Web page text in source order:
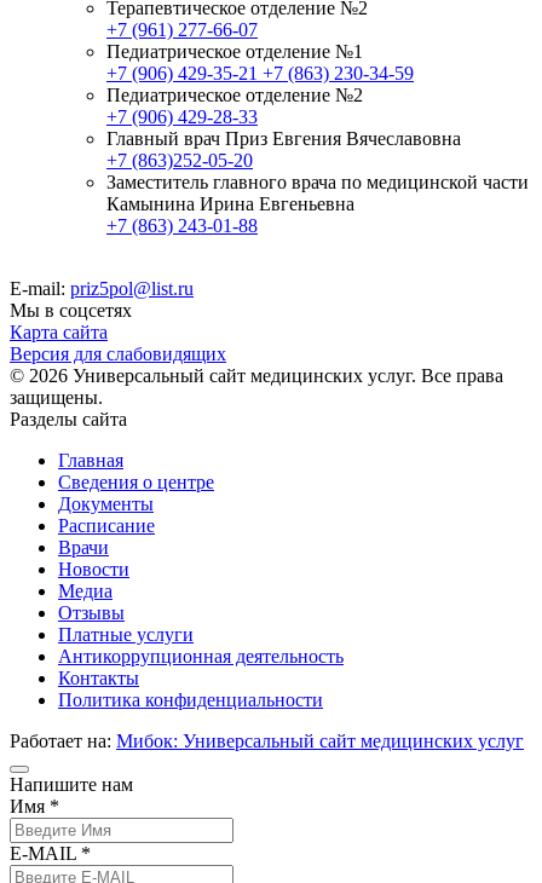
Терапевтическое отделение №2
+7 (961) 277-66-07
Педиатрическое отделение №1
+7 (906) 429-35-21 +7 (863) 230-34-59
Педиатрическое отделение №2
+7 (906) 429-28-33
Главный врач Приз Евгения Вячеславовна
+7 (863)252-05-20
Заместитель главного врача по медицинской части
Камынина Ирина Евгеньевна
+7 (863) 243-01-88
E-mail: priz5pol@list.ru
Мы в соцсетях
Карта сайта
Версия для слабовидящих
© 2026 Универсальный сайт медицинских услуг. Все права
защищены.
Разделы сайта
Главная
Сведения о центре
Документы
Расписание
Врачи
Новости
Медиа
Отзывы
Платные услуги
Антикоррупционная деятельность
Контакты
Политика конфиденциальности
Работает на: Мибок: Универсальный сайт медицинских услуг
Напишите нам
Имя *
E-MAIL *